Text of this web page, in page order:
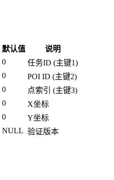
默认值
说明
0
任务ID (主键1)
0
POI ID (主键2)
0
点索引 (主键3)
0
X坐标
0
Y坐标
NULL 验证版本